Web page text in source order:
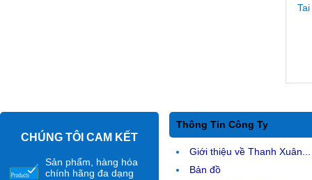
CHÚNG TÔI CAM KẾT
Sản phẩm, hàng hóa
chính hãng đa dạng
Thông Tin Công Ty
Giới thiệu về Thanh Xuân...
Bản đồ